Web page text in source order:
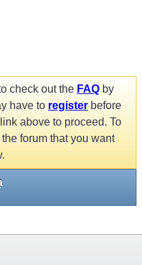
check out the FAQ by
have to register before
above to proceed. To
forum that you want